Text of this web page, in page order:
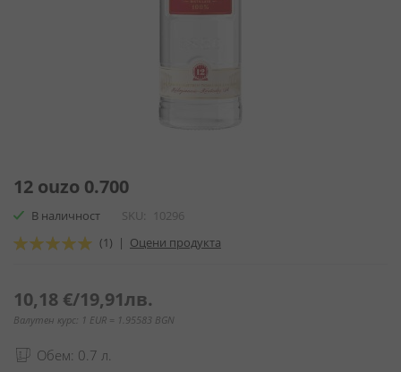
към
на
галерия
със
12 ouzo 0.700
В наличност SKU
10296
Оценка:
(1) | Оцени продукта
10,18 €/19,91лв.
Валутен курс: 1 EUR = 1.95583 BGN
Обем: 0.7 л.